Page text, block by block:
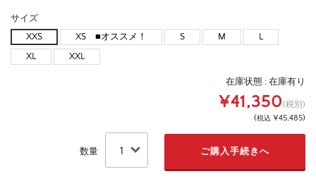
サイズ
XXS
XS ■オススメ！ S M
L
XL
XXL
在庫状態 : 在庫有り
¥41,350(税別)
(税込 ¥45,485)
数量